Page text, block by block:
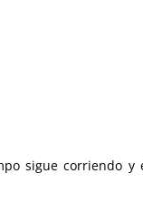
sigue corriendo y